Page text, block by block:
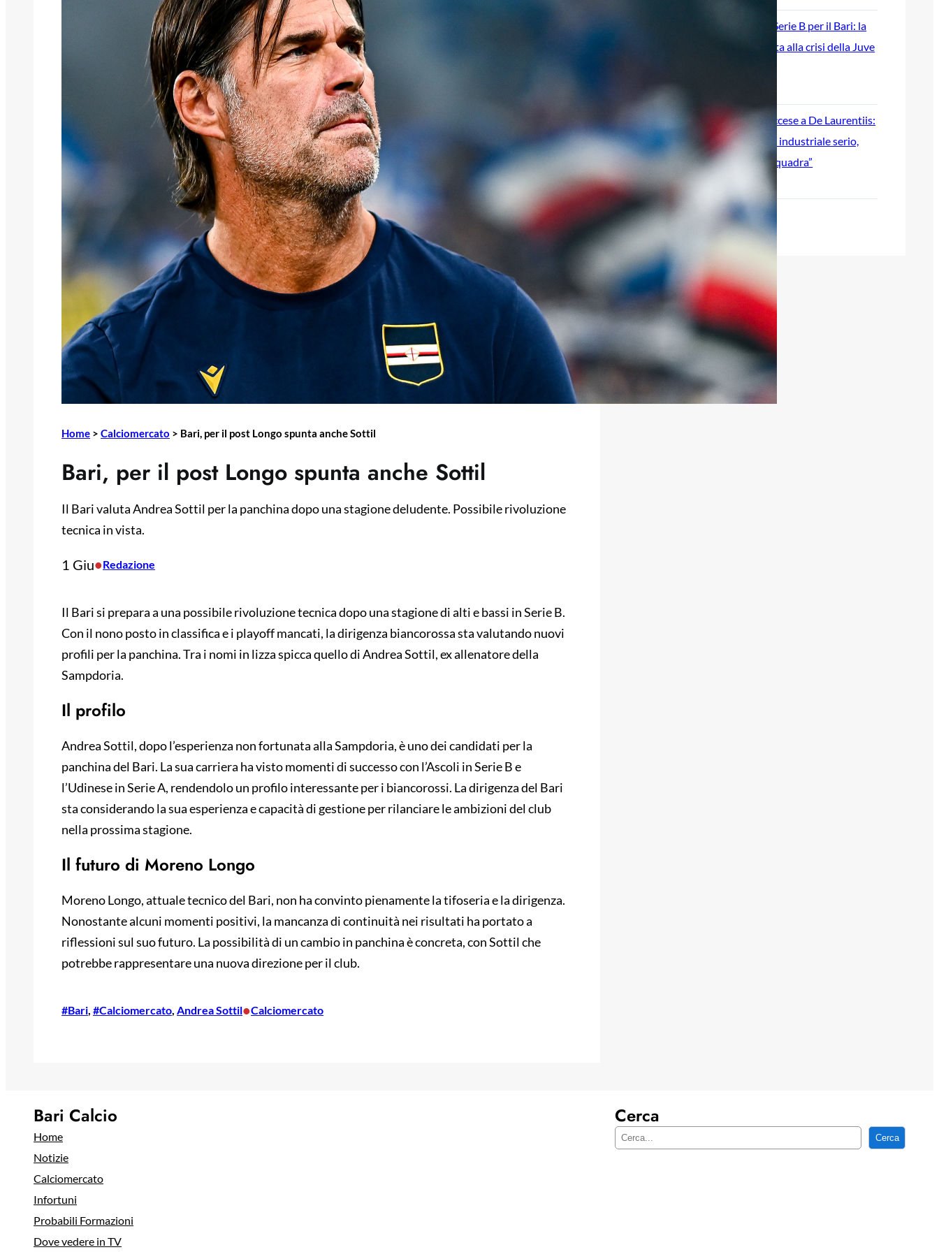
Home > Calciomercato > Bari, per il post Longo spunta anche Sottil
Bari, per il post Longo spunta anche Sottil
Il Bari valuta Andrea Sottil per la panchina dopo una stagione deludente. Possibile rivoluzione
tecnica in vista.
1 Giu•Redazione
Il Bari si prepara a una possibile rivoluzione tecnica dopo una stagione di alti e bassi in Serie B.
Con il nono posto in classifica e i playoff mancati, la dirigenza biancorossa sta valutando nuovi
profili per la panchina. Tra i nomi in lizza spicca quello di Andrea Sottil, ex allenatore della
Sampdoria.
Il profilo
Andrea Sottil, dopo l’esperienza non fortunata alla Sampdoria, è uno dei candidati per la
panchina del Bari. La sua carriera ha visto momenti di successo con l’Ascoli in Serie B e
l’Udinese in Serie A, rendendolo un profilo interessante per i biancorossi. La dirigenza del Bari
sta considerando la sua esperienza e capacità di gestione per rilanciare le ambizioni del club
nella prossima stagione.
Il futuro di Moreno Longo
Moreno Longo, attuale tecnico del Bari, non ha convinto pienamente la tifoseria e la dirigenza.
Nonostante alcuni momenti positivi, la mancanza di continuità nei risultati ha portato a
riflessioni sul suo futuro. La possibilità di un cambio in panchina è concreta, con Sottil che
potrebbe rappresentare una nuova direzione per il club.
#Bari, #Calciomercato, Andrea Sottil•Calciomercato
Ripescaggio in Serie B per il Bari: la
speranza è legata alla crisi della Juve
28 Maggio 2026
Futuro Bari, Leccese a De Laurentiis:
“Serve un piano industriale serio,
non siamo una seconda squadra”
27 Maggio 2026
Bari Calcio
Home
Notizie
Calciomercato
Infortuni
Probabili Formazioni
Dove vedere in TV
Cerca
C
Cerca